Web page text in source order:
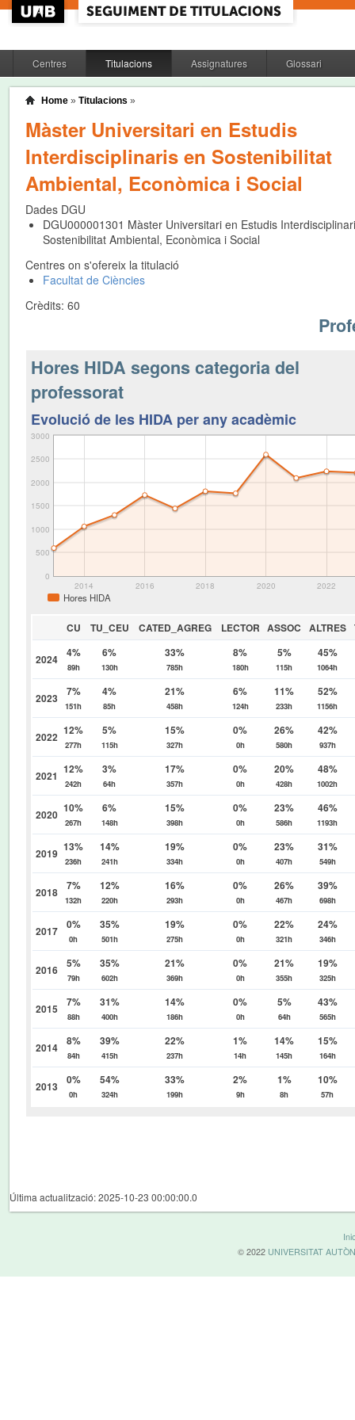
Centres Titulacions Assignatures Glossari
Home » Titulacions »
Màster Universitari en Estudis
Interdisciplinaris en Sostenibilitat
Ambiental, Econòmica i Social
Dades DGU
DGU000001301 Màster Universitari en Estudis
Sostenibilitat Ambiental, Econòmica i Social
Centres on s'ofereix la titulació
Facultat de Ciències
Crèdits: 60
Hores HIDA segons categoria del
professorat
Evolució de les HIDA per any acadèmic
2014 2016 2018 2020 2022
0
500
1000
1500
2000
2500
3000
Hores HIDA
CU TU_CEU CATED_AGREG LECTOR ASSOC ALTRES
2024 4%
89h
6%
130h
33%
785h
8%
180h
5%
115h
45%
1064h
2023 7%
151h
4%
85h
21%
458h
6%
124h
11%
233h
52%
1156h
2022 12%
277h
5%
115h
15%
327h
0%
0h
26%
580h
42%
937h
2021 12%
242h
3%
64h
17%
357h
0%
0h
20%
428h
48%
1002h
2020 10%
267h
6%
148h
15%
398h
0%
0h
23%
586h
46%
1193h
2019 13%
236h
14%
241h
19%
334h
0%
0h
23%
407h
31%
549h
2018 7%
132h
12%
220h
16%
293h
0%
0h
26%
467h
39%
698h
2017 0%
0h
35%
501h
19%
275h
0%
0h
22%
321h
24%
346h
2016 5%
79h
35%
602h
21%
369h
0%
0h
21%
355h
19%
325h
2015 7%
88h
31%
400h
14%
186h
0%
0h
5%
64h
43%
565h
2014 8%
84h
39%
415h
22%
237h
1%
14h
14%
145h
15%
164h
2013 0%
0h
54%
324h
33%
199h
2%
9h
1%
8h
10%
57h
Última actualització: 2025-10-23 00:00:00.0
© 2022 UNIVERSITAT